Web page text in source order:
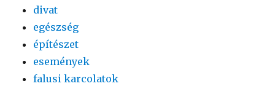
divat
egészség
építészet
események
falusi karcolatok